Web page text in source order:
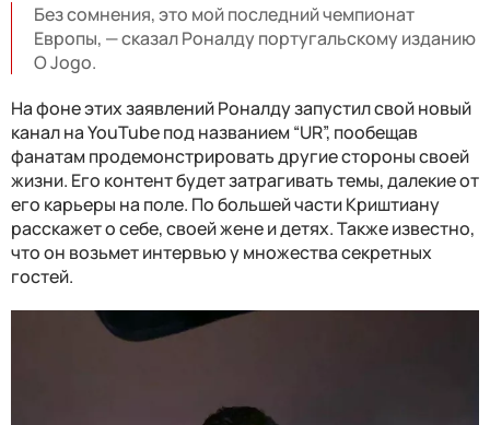
Без сомнения, это мой последний чемпионат
Европы, — сказал Роналду португальскому изданию
O Jogo.
На фоне этих заявлений Роналду запустил свой новый
канал на YouTube под названием “UR”, пообещав
фанатам продемонстрировать другие стороны своей
жизни. Его контент будет затрагивать темы, далекие от
его карьеры на поле. По большей части Криштиану
расскажет о себе, своей жене и детях. Также известно,
что он возьмет интервью у множества секретных
гостей.